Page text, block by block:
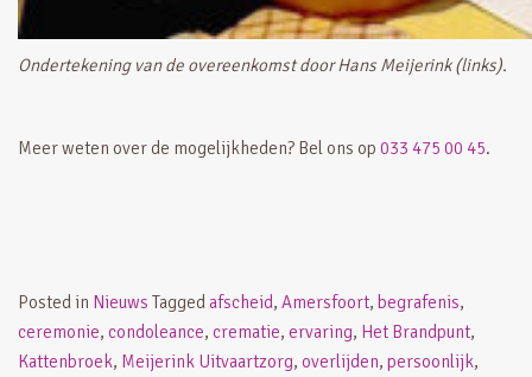
Ondertekening van de overeenkomst door Hans Meijerink (links).
Meer weten over de mogelijkheden? Bel ons op 033 475 00 45.
Posted in Nieuws Taggedafscheid, Amersfoort, begrafenis,
ceremonie, condoleance, crematie, ervaring, Het Brandpunt,
Kattenbroek, Meijerink Uitvaartzorg, overlijden, persoonlijk,